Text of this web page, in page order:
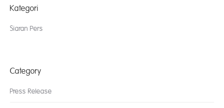
Kategori
Siaran Pers
Category
Press Release